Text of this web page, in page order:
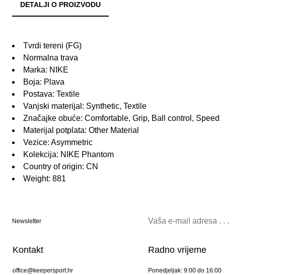
DETALJI O PROIZVODU
Tvrdi tereni (FG)
Normalna trava
Marka: NIKE
Boja: Plava
Postava: Textile
Vanjski materijal: Synthetic, Textile
Značajke obuće: Comfortable, Grip, Ball control, Speed
Materijal potplata: Other Material
Vezice: Asymmetric
Kolekcija: NIKE Phantom
Country of origin: CN
Weight: 881
Newsletter
Kontakt
office@keepersport.hr
Radno vrijeme
Ponedjeljak: 9:00 do 16:00